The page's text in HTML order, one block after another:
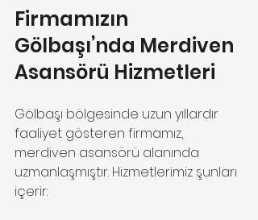
Firmamızın
Gölbaşı’nda Merdiven
Asansörü Hizmetleri
Gölbaşı bölgesinde uzun yıllardır
faaliyet gösteren firmamız,
merdiven asansörü alanında
uzmanlaşmıştır. Hizmetlerimiz şunları
içerir: